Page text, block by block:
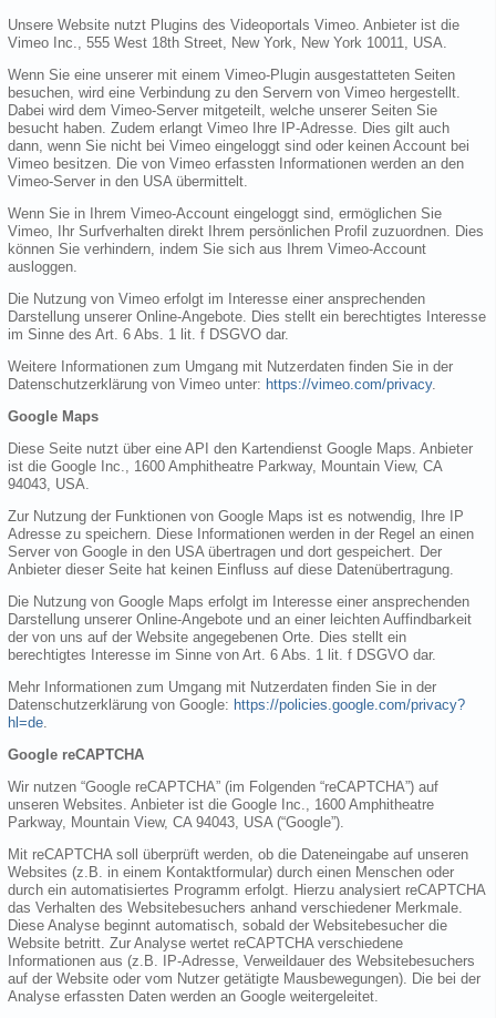
Unsere Website nutzt Plugins des Videoportals Vimeo. Anbieter ist die
Vimeo Inc., 555 West 18th Street, New York, New York 10011, USA.
Wenn Sie eine unserer mit einem Vimeo-Plugin ausgestatteten Seiten
besuchen, wird eine Verbindung zu den Servern von Vimeo hergestellt.
Dabei wird dem Vimeo-Server mitgeteilt, welche unserer Seiten Sie
besucht haben. Zudem erlangt Vimeo Ihre IP-Adresse. Dies gilt auch
dann, wenn Sie nicht bei Vimeo eingeloggt sind oder keinen Account bei
Vimeo besitzen. Die von Vimeo erfassten Informationen werden an den
Vimeo-Server in den USA übermittelt.
Wenn Sie in Ihrem Vimeo-Account eingeloggt sind, ermöglichen Sie
Vimeo, Ihr Surfverhalten direkt Ihrem persönlichen Profil zuzuordnen. Dies
können Sie verhindern, indem Sie sich aus Ihrem Vimeo-Account
ausloggen.
Die Nutzung von Vimeo erfolgt im Interesse einer ansprechenden
Darstellung unserer Online-Angebote. Dies stellt ein berechtigtes Interesse
im Sinne des Art. 6 Abs. 1 lit. f DSGVO dar.
Weitere Informationen zum Umgang mit Nutzerdaten finden Sie in der
Datenschutzerklärung von Vimeo unter: https://vimeo.com/privacy.
Google Maps
Diese Seite nutzt über eine API den Kartendienst Google Maps. Anbieter
ist die Google Inc., 1600 Amphitheatre Parkway, Mountain View, CA
94043, USA.
Zur Nutzung der Funktionen von Google Maps ist es notwendig, Ihre IP
Adresse zu speichern. Diese Informationen werden in der Regel an einen
Server von Google in den USA übertragen und dort gespeichert. Der
Anbieter dieser Seite hat keinen Einfluss auf diese Datenübertragung.
Die Nutzung von Google Maps erfolgt im Interesse einer ansprechenden
Darstellung unserer Online-Angebote und an einer leichten Auffindbarkeit
der von uns auf der Website angegebenen Orte. Dies stellt ein
berechtigtes Interesse im Sinne von Art. 6 Abs. 1 lit. f DSGVO dar.
Mehr Informationen zum Umgang mit Nutzerdaten finden Sie in der
Datenschutzerklärung von Google: https://policies.google.com/privacy?
hl=de
Google reCAPTCHA
Wir nutzen “Google reCAPTCHA” (im Folgenden “reCAPTCHA”) auf
unseren Websites. Anbieter ist die Google Inc., 1600 Amphitheatre
Parkway, Mountain View, CA 94043, USA (“Google”).
Mit reCAPTCHA soll überprüft werden, ob die Dateneingabe auf unseren
Websites (z.B. in einem Kontaktformular) durch einen Menschen oder
durch ein automatisiertes Programm erfolgt. Hierzu analysiert reCAPTCHA
das Verhalten des Websitebesuchers anhand verschiedener Merkmale.
Diese Analyse beginnt automatisch, sobald der Websitebesucher die
Website betritt. Zur Analyse wertet reCAPTCHA verschiedene
Informationen aus (z.B. IP-Adresse, Verweildauer des Websitebesuchers
auf der Website oder vom Nutzer getätigte Mausbewegungen). Die bei der
Analyse erfassten Daten werden an Google weitergeleitet.